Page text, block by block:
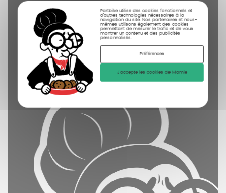
Partbike utilise des cookies fonctionnels et
d’autres technologies nécessaires à la
navigation du site. Nos partenaires et nous-
mêmes utilisons également des cookies
permettant de mesurer le trafic et de vous
montrer un contenu et des publicités
personnalisés.
Préférences
J'accepte les cookies de Mamie
Pièces Détachées
contrôlées
nettoyées
photographiées